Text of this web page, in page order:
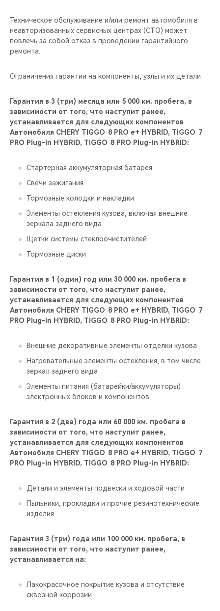
Техническое обслуживание и/или ремонт автомобиля в
неавторизованных сервисных центрах (СТО) может
повлечь за собой отказ в проведении гарантийного
ремонта.
Ограничения гарантии на компоненты, узлы и их детали
Гарантия в 3 (три) месяца или 5 000 км. пробега, в
зависимости от того, что наступит ранее,
устанавливается для следующих компонентов
Автомобиля CHERY TIGGO 8 PRO е+ HYBRID, TIGGO 7
PRO Plug-in HYBRID, TIGGO 8 PRO Plug-in HYBRID:
Стартерная аккумуляторная батарея
Свечи зажигания
Тормозные колодки и накладки
Элементы остекления кузова, включая внешние
зеркала заднего вида
Щетки системы стеклоочистителей
Тормозные диски
Гарантия в 1 (один) год или 30 000 км. пробега в
зависимости от того, что наступит ранее,
устанавливается для следующих компонентов
Автомобиля CHERY TIGGO 8 PRO е+ HYBRID, TIGGO 7
PRO Plug-in HYBRID, TIGGO 8 PRO Plug-in HYBRID:
Внешние декоративные элементы отделки кузова
Нагревательные элементы остекления, в том числе
зеркал заднего вида
Элементы питания (батарейки/аккумуляторы)
электронных блоков и компонентов
Гарантия в 2 (два) года или 60 000 км. пробега в
зависимости от того, что наступит ранее,
устанавливается для следующих компонентов
Автомобиля CHERY TIGGO 8 PRO е+ HYBRID, TIGGO 7
PRO Plug-in HYBRID, TIGGO 8 PRO Plug-in HYBRID:
Детали и элементы подвески и ходовой части
Пыльники, прокладки и прочие резинотехнические
изделия
Гарантия 3 (три) года или 100 000 км. пробега, в
зависимости от того, что наступит ранее,
устанавливается на:
Лакокрасочное покрытие кузова и отсутствие
сквозной коррозии